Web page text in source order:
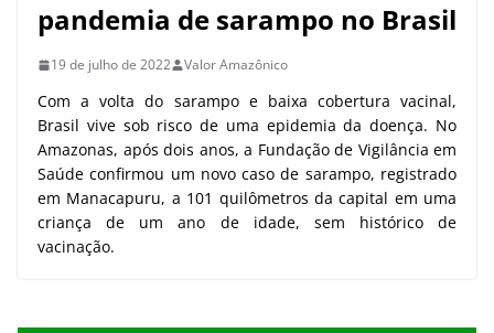
pandemia de sarampo no Brasil
19 de julho de 2022 Valor Amazônico
Com a volta do sarampo e baixa cobertura vacinal,
Brasil vive sob risco de uma epidemia da doença. No
Amazonas, após dois anos, a Fundação de Vigilância em
Saúde confirmou um novo caso de sarampo, registrado
em Manacapuru, a 101 quilômetros da capital em uma
criança de um ano de idade, sem histórico de
vacinação.